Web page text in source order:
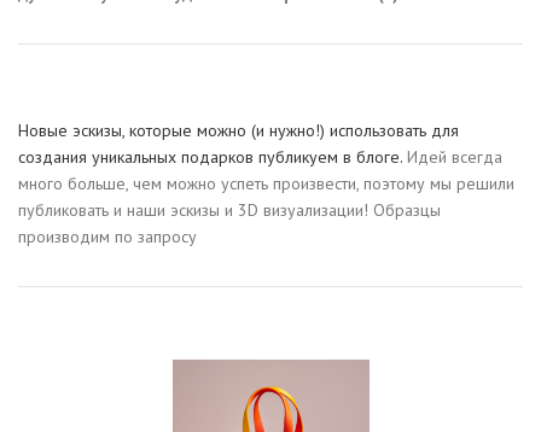
Новые эскизы, которые можно (и нужно!) использовать для
создания уникальных подарков публикуем в блоге. Идей всегда
много больше, чем можно успеть произвести, поэтому мы решили
публиковать и наши эскизы и 3D визуализации! Образцы
производим по запросу